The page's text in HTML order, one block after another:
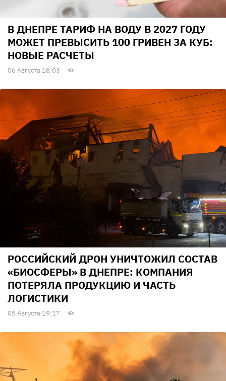
В ДНЕПРЕ ТАРИФ НА ВОДУ В 2027 ГОДУ
МОЖЕТ ПРЕВЫСИТЬ 100 ГРИВЕН ЗА КУБ:
НОВЫЕ РАСЧЕТЫ
06 Августа 18:03
РОССИЙСКИЙ ДРОН УНИЧТОЖИЛ СОСТАВ
«БИОСФЕРЫ» В ДНЕПРЕ: КОМПАНИЯ
ПОТЕРЯЛА ПРОДУКЦИЮ И ЧАСТЬ
ЛОГИСТИКИ
05 Августа 19:17